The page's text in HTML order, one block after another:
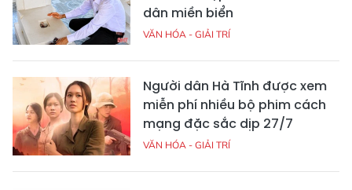
dân miền biển
VĂN HÓA - GIẢI TRÍ
Người dân Hà Tĩnh được xem
miễn phí nhiều bộ phim cách
mạng đặc sắc dịp 27/7
VĂN HÓA - GIẢI TRÍ